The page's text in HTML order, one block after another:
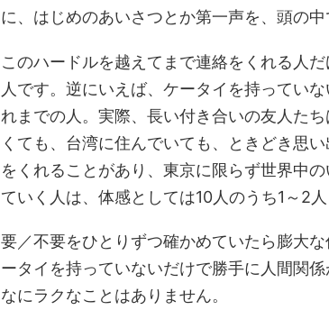
に、はじめのあいさつとか第一声を、頭の中
このハードルを越えてまで連絡をくれる人
人です。逆にいえば、ケータイを持ってい
れまでの人。実際、長い付き合いの友人た
くても、台湾に住んでいても、ときどき思
をくれることがあり、東京に限らず世界中
ていく人は、体感としては10人のうち1～2人
要／不要をひとりずつ確かめていたら膨大
ータイを持っていないだけで勝手に人間関
なにラクなことはありません。